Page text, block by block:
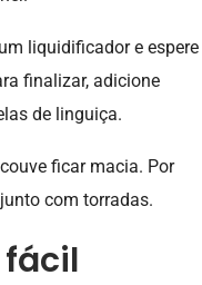
liquidificador e espere
finalizar, adicione
de linguiça.
ficar macia. Por
com torradas.
fácil